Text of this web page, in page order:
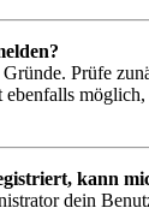
Prüfe
ebenfalls
kann
dein